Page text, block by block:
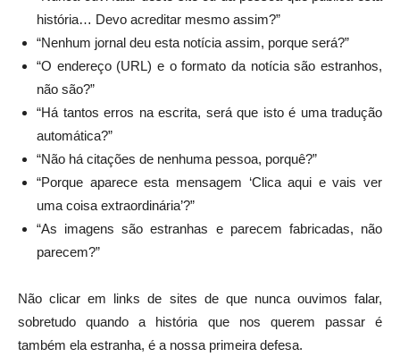
história… Devo acreditar mesmo assim?”
“Nenhum jornal deu esta notícia assim, porque será?”
“O endereço (URL) e o formato da notícia são estranhos,
não são?”
“Há tantos erros na escrita, será que isto é uma tradução
automática?”
“Não há citações de nenhuma pessoa, porquê?”
“Porque aparece esta mensagem ‘Clica aqui e vais ver
uma coisa extraordinária’?”
“As imagens são estranhas e parecem fabricadas, não
parecem?”
Não clicar em links de sites de que nunca ouvimos falar,
sobretudo quando a história que nos querem passar é
também ela estranha, é a nossa primeira defesa.